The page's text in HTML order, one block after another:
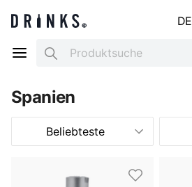
DE
Search
Spanien
Beliebteste